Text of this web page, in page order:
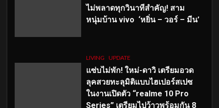
ไม่พลาดทุกวินาทีสำคัญ! สาม
หนุ่มบ้าน vivo ‘หยิ่น – วอร์ – มีน’
LIVING UPDATE
แซ่บไม่พัก! ใหม่-ดาวิ เตรียมอวด
ลุคสวยทะลุมิติแบบไฮเปอร์สเปซ
ในงานเปิดตัว “realme 10 Pro
Series” เตรียมไปว้าวพร้อมกัน 8